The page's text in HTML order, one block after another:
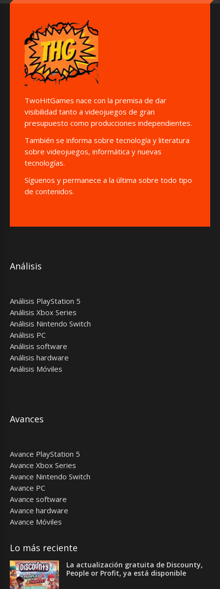
TwoHitGames nace con la premisa de dar
visibilidad tanto a videojuegos de gran
presupuesto como producciones independientes.
También se informa sobre tecnología y literatura
sobre videojuegos, informática y nuevas
tecnologías.
Síguenos y permanece a la última sobre todo tipo
de contenidos.
Análisis
Análisis PlayStation 5
Análisis Xbox Series
Análisis Nintendo Switch
Análisis PC
Análisis software
Análisis hardware
Análisis Móviles
Avances
Avance PlayStation 5
Avance Xbox Series
Avance Nintendo Switch
Avance PC
Avance software
Avance hardware
Avance Móviles
Lo más reciente
La actualización gratuita de Discounty,
People or Profit, ya está disponible